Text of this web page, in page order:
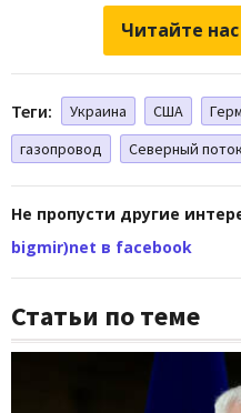
Читайте
Теги: Украина США
газопровод
Северный
Не пропусти другие
bigmir)net в facebook
Статьи по теме